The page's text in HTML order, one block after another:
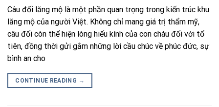
Câu đối lăng mộ là một phần quan trọng trong kiến trúc khu
lăng mộ của người Việt. Không chỉ mang giá trị thẩm mỹ,
câu đối còn thể hiện lòng hiếu kính của con cháu đối với tổ
tiên, đồng thời gửi gắm những lời cầu chúc về phúc đức, sự
bình an cho
CONTINUE READING →